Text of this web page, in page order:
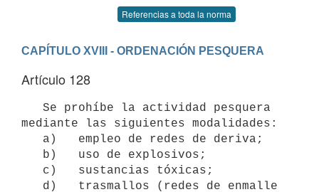
Referencias a toda la norma
CAPÍTULO XVIII - ORDENACIÓN PESQUERA
Artículo 128
mediante las siguientes modalidades: